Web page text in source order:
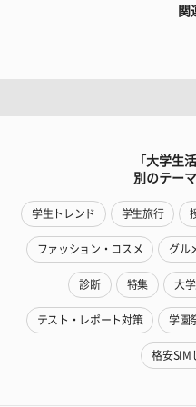
関
「大学生
別のテー
学生トレンド 学生旅行
ファッション・コスメ グル
診断 特集 大
テスト・レポート対策 学園
格安SIM